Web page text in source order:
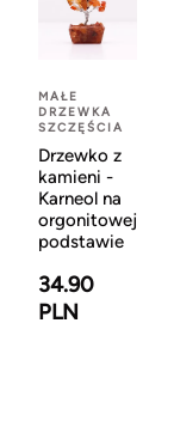
MAŁE
DRZEWKA
SZCZĘŚCIA
Drzewko z
kamieni -
Karneol na
orgonitowej
podstawie
34.90
PLN